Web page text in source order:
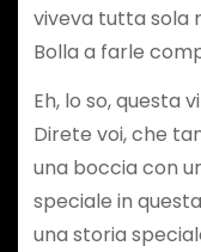
viveva tutta sola
Bolla a farle
Eh, lo so, questa
Direte voi, che
una boccia con
speciale in
una storia